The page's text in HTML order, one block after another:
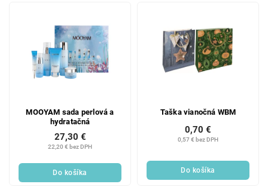
MOOYAM sada perlová a
hydratačná
22,20 € bez DPH
27,30 €
Do košíka
Taška vianočná WBM
0,57 € bez DPH
0,70 €
Do košíka